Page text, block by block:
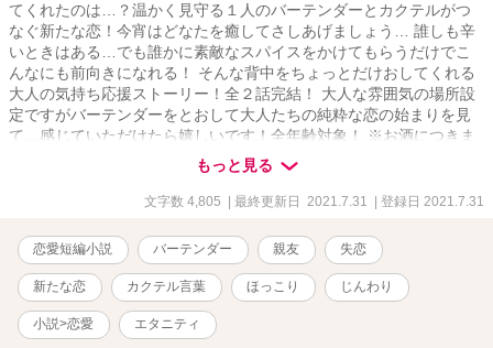
てくれたのは…？温かく見守る１人のバーテンダーとカクテルがつ
なぐ新たな恋！今宵はどなたを癒してさしあげましょう… 誰しも辛
いときはある…でも誰かに素敵なスパイスをかけてもらうだけでこ
んなにも前向きになれる！ そんな背中をちょっとだけおしてくれる
大人の気持ち応援ストーリー！全２話完結！ 大人な雰囲気の場所設
定ですがバーテンダーをとおして大人たちの純粋な恋の始まりを見
て…感じていただけたら嬉しいです！全年齢対象！ ※お酒につきま
しては広いお心でお読みいただくと幸いです…
もっと見る
文字数 4,805 | 最終更新日 2021.7.31 | 登録日 2021.7.31
恋愛短編小説 バーテンダー 親友 失恋
新たな恋 カクテル言葉 ほっこり じんわり
小説>恋愛 エタニティ